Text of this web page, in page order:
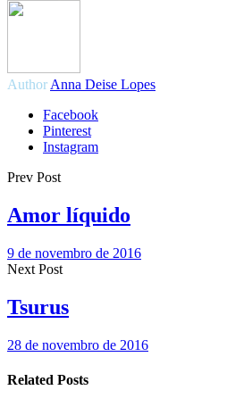
Author Anna Deise Lopes
Facebook
Pinterest
Instagram
Prev Post
Amor líquido
9 de novembro de 2016
Next Post
Tsurus
28 de novembro de 2016
Related Posts